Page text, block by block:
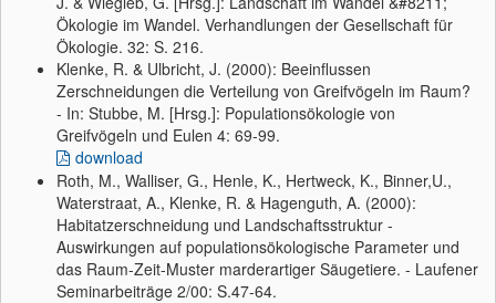
Ökologie im Wandel. Verhandlungen der Gesellschaft für
Ökologie. 32: S. 216.
Klenke, R. & Ulbricht, J. (2000): Beeinflussen
Zerschneidungen die Verteilung von Greifvögeln im Raum?
- In: Stubbe, M. [Hrsg.]: Populationsökologie von
Greifvögeln und Eulen 4: 69-99.
download
Roth, M., Walliser, G., Henle, K., Hertweck, K., Binner,U.,
Waterstraat, A., Klenke, R. & Hagenguth, A. (2000):
Habitatzerschneidung und Landschaftsstruktur -
Auswirkungen auf populationsökologische Parameter und
das Raum-Zeit-Muster marderartiger Säugetiere. - Laufener
Seminarbeiträge 2/00: S.47-64.